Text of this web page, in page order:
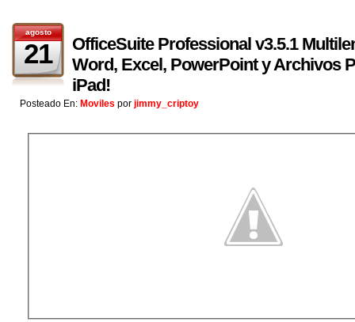
agosto
21
OfficeSuite Professional v3.5.1
Word, Excel, PowerPoint y Archivos
iPad!
Posteado En: Moviles por jimmy_criptoy